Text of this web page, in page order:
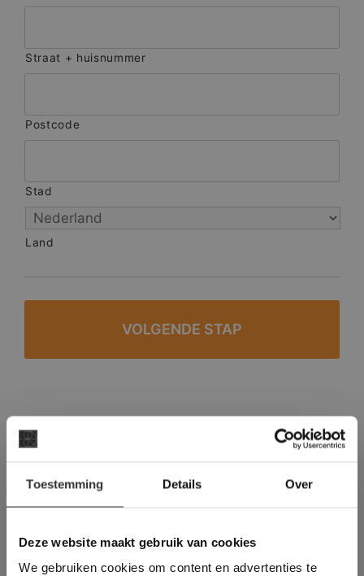
Toestemming Details Over
Deze website maakt gebruik van cookies
We gebruiken cookies om content en advertenties te
Straat + huisnummer
Postcode
Stad
Land
#1 in de categorie vloeren op Trustpilot
Binnen 24 uur een passende offerte
Meer dan 500 m2 showroom
Deze website maakt
gebruik van cookies.
This Cookie Banner was deleted and is no
longer working. Please contact the website
administrator.